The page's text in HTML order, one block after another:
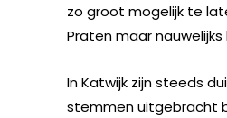
zo groot mogelijk te
Praten maar nauwelijks
In Katwijk zijn steeds
stemmen uitgebracht